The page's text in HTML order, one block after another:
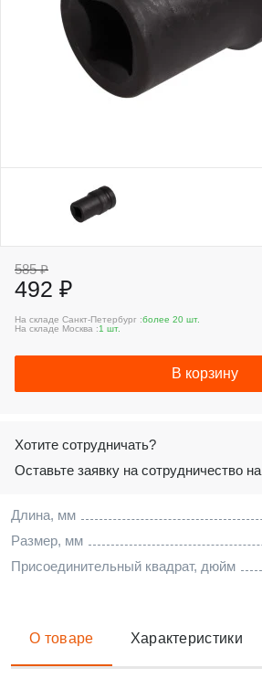
Длина, мм
Размер, мм
Присоединительный квадрат, дюйм
585 ₽
492 ₽
На складе Санкт-Петербург :более 20 шт.
На складе Москва :1 шт.
В корзину
Хотите сотрудничать?
Оставьте заявку на сотрудничество на
О товаре Характеристики